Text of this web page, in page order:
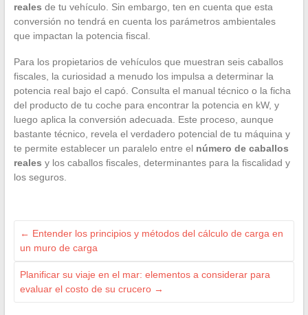
reales de tu vehículo. Sin embargo, ten en cuenta que esta
conversión no tendrá en cuenta los parámetros ambientales
que impactan la potencia fiscal.
Para los propietarios de vehículos que muestran seis caballos
fiscales, la curiosidad a menudo los impulsa a determinar la
potencia real bajo el capó. Consulta el manual técnico o la ficha
del producto de tu coche para encontrar la potencia en kW, y
luego aplica la conversión adecuada. Este proceso, aunque
bastante técnico, revela el verdadero potencial de tu máquina y
te permite establecer un paralelo entre el número de caballos
reales y los caballos fiscales, determinantes para la fiscalidad y
los seguros.
← Entender los principios y métodos del cálculo de carga en
un muro de carga
Planificar su viaje en el mar: elementos a considerar para
evaluar el costo de su crucero →